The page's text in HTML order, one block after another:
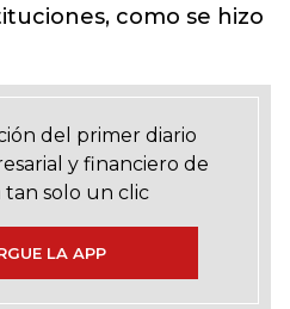
como se hizo
del primer diario
y financiero de
tan solo un clic
LA APP